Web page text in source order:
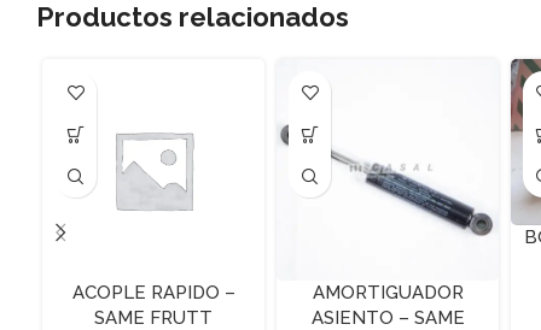
Productos relacionados
ACOPLE RAPIDO –
SAME FRUTT
AMORTIGUADOR
ASIENTO – SAME